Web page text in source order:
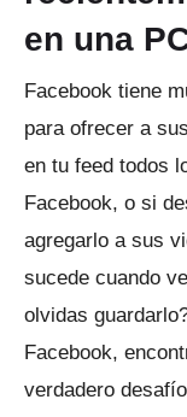
en una
Facebook tiene
para ofrecer a
en tu feed todos
Facebook, o si
agregarlo a sus
sucede cuando
olvidas
Facebook,
verdadero